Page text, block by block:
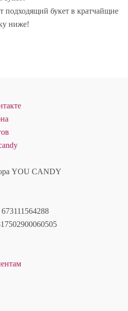
подходящий букет в кратчайщие
ниже!
YOU CANDY